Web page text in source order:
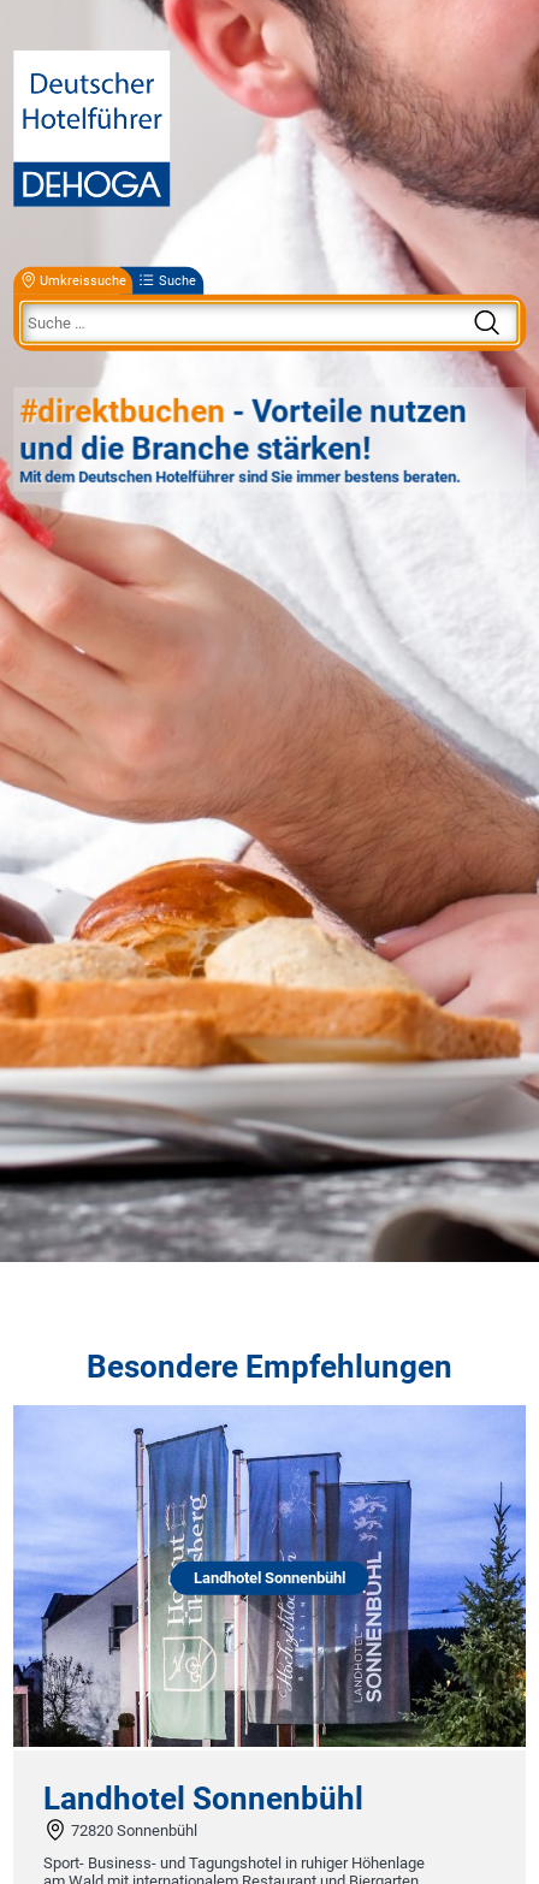
Umkreissuche Suche
#direktbuchen - Vorteile nutzen
und die Branche stärken!
Mit dem Deutschen Hotelführer sind Sie immer bestens beraten.
Besondere Empfehlungen
Landhotel Sonnenbühl
Landhotel Sonnenbühl
72820 Sonnenbühl
Sport- Business- und Tagungshotel in ruhiger Höhenlage